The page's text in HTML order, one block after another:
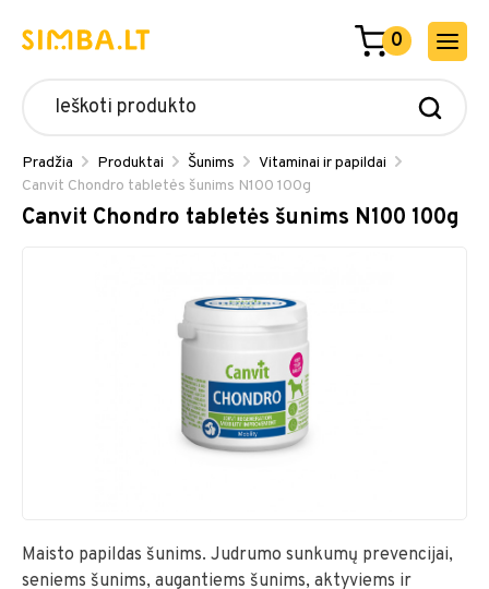
0
Pradžia Produktai Šunims
Vitaminai ir papildai
Canvit Chondro tabletės šunims N100 100g
Canvit Chondro tabletės šunims N100 100g
Maisto papildas šunims. Judrumo sunkumų prevencijai,
seniems šunims, augantiems šunims, aktyviems ir